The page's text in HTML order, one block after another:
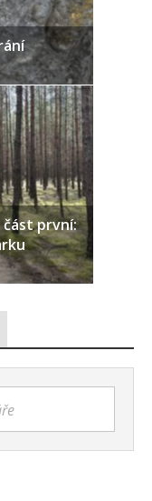
část první: